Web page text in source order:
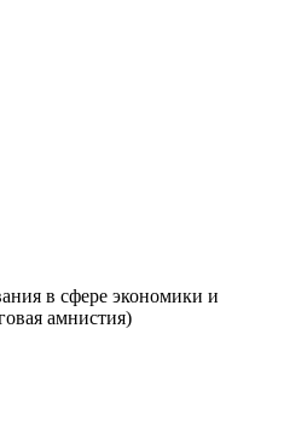
в сфере экономики и
амнистия)